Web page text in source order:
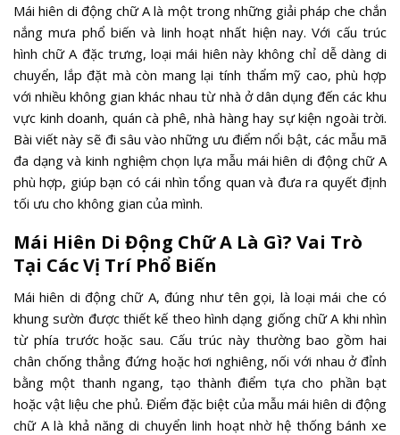
Mái hiên di động chữ A là một trong những giải pháp che chắn
nắng mưa phổ biến và linh hoạt nhất hiện nay. Với cấu trúc
hình chữ A đặc trưng, loại mái hiên này không chỉ dễ dàng di
chuyển, lắp đặt mà còn mang lại tính thẩm mỹ cao, phù hợp
với nhiều không gian khác nhau từ nhà ở dân dụng đến các khu
vực kinh doanh, quán cà phê, nhà hàng hay sự kiện ngoài trời.
Bài viết này sẽ đi sâu vào những ưu điểm nổi bật, các mẫu mã
đa dạng và kinh nghiệm chọn lựa mẫu mái hiên di động chữ A
phù hợp, giúp bạn có cái nhìn tổng quan và đưa ra quyết định
tối ưu cho không gian của mình.
Mái Hiên Di Động Chữ A Là Gì? Vai Trò
Tại Các Vị Trí Phổ Biến
Mái hiên di động chữ A, đúng như tên gọi, là loại mái che có
khung sườn được thiết kế theo hình dạng giống chữ A khi nhìn
từ phía trước hoặc sau. Cấu trúc này thường bao gồm hai
chân chống thẳng đứng hoặc hơi nghiêng, nối với nhau ở đỉnh
bằng một thanh ngang, tạo thành điểm tựa cho phần bạt
hoặc vật liệu che phủ. Điểm đặc biệt của mẫu mái hiên di động
chữ A là khả năng di chuyển linh hoạt nhờ hệ thống bánh xe